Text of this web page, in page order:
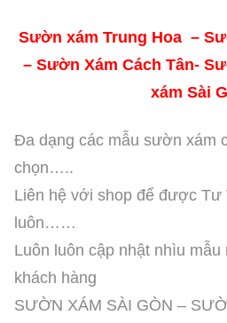
Sườn xám Trung Hoa –
– Sườn Xám Cách Tân-
xám Sài
Đa dạng các mẫu sườn xám
chọn…..
Liên hệ với shop để được Tư
luôn……
Luôn luôn cập nhật nhìu
khách hàng
SƯỜN XÁM SÀI GÒN –